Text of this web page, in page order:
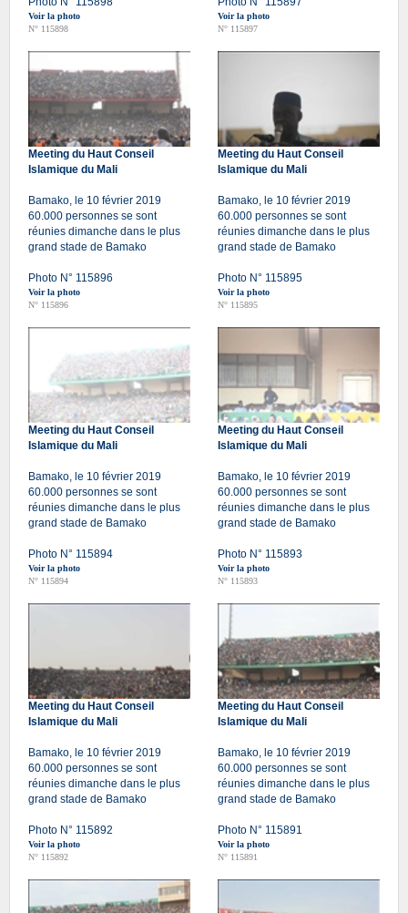
Voir la photo
N° 115898
Voir la photo
N° 115897
Meeting du Haut Conseil
Islamique du Mali
Bamako, le 10 février 2019
60.000 personnes se sont
réunies dimanche dans le plus
grand stade de Bamako
Photo N° 115896
Voir la photo
N° 115896
Meeting du Haut Conseil
Islamique du Mali
Bamako, le 10 février 2019
60.000 personnes se sont
réunies dimanche dans le plus
grand stade de Bamako
Photo N° 115895
Voir la photo
N° 115895
Meeting du Haut Conseil
Islamique du Mali
Bamako, le 10 février 2019
60.000 personnes se sont
réunies dimanche dans le plus
grand stade de Bamako
Photo N° 115894
Voir la photo
N° 115894
Meeting du Haut Conseil
Islamique du Mali
Bamako, le 10 février 2019
60.000 personnes se sont
réunies dimanche dans le plus
grand stade de Bamako
Photo N° 115893
Voir la photo
N° 115893
Meeting du Haut Conseil
Islamique du Mali
Bamako, le 10 février 2019
60.000 personnes se sont
réunies dimanche dans le plus
grand stade de Bamako
Photo N° 115892
Voir la photo
N° 115892
Meeting du Haut Conseil
Islamique du Mali
Bamako, le 10 février 2019
60.000 personnes se sont
réunies dimanche dans le plus
grand stade de Bamako
Photo N° 115891
Voir la photo
N° 115891